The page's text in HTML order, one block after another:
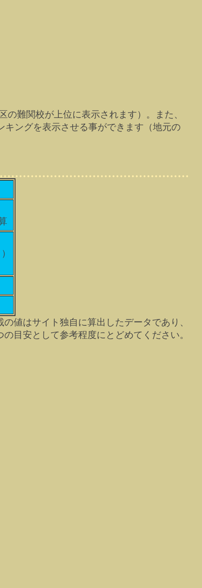
難関校が上位に表示されます）。また、
ングを表示させる事ができます（地元の
値はサイト独自に算出したデータであり、
の目安として参考程度にとどめてください。